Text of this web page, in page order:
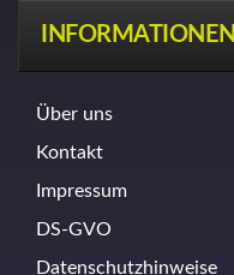
INFORMATIONEN
Über uns
Kontakt
Impressum
DS-GVO
Datenschutzhinweise